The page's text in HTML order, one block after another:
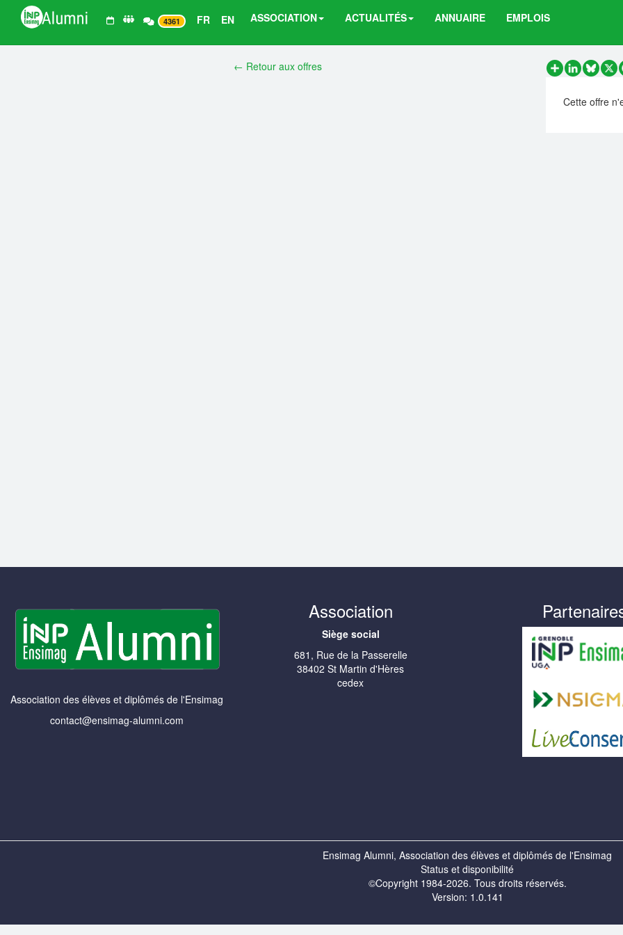
4361 FR EN ASSOCIATION ACTUALITÉS ANNUAIRE EMPLOIS
← Retour aux offres
PartagerLinkedInX
Cette offre
Association des élèves et diplômés de l'Ensimag
contact@ensimag-alumni.com
Association
Siège social
681, Rue de la Passerelle
38402 St Martin d'Hères
cedex
Ensimag Alumni, Association des élèves et diplômés de l'Ensimag
Status et disponibilité
©Copyright 1984-2026. Tous droits réservés.
Version: 1.0.141